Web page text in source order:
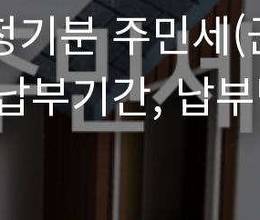
분 주민세(
부기간, 납